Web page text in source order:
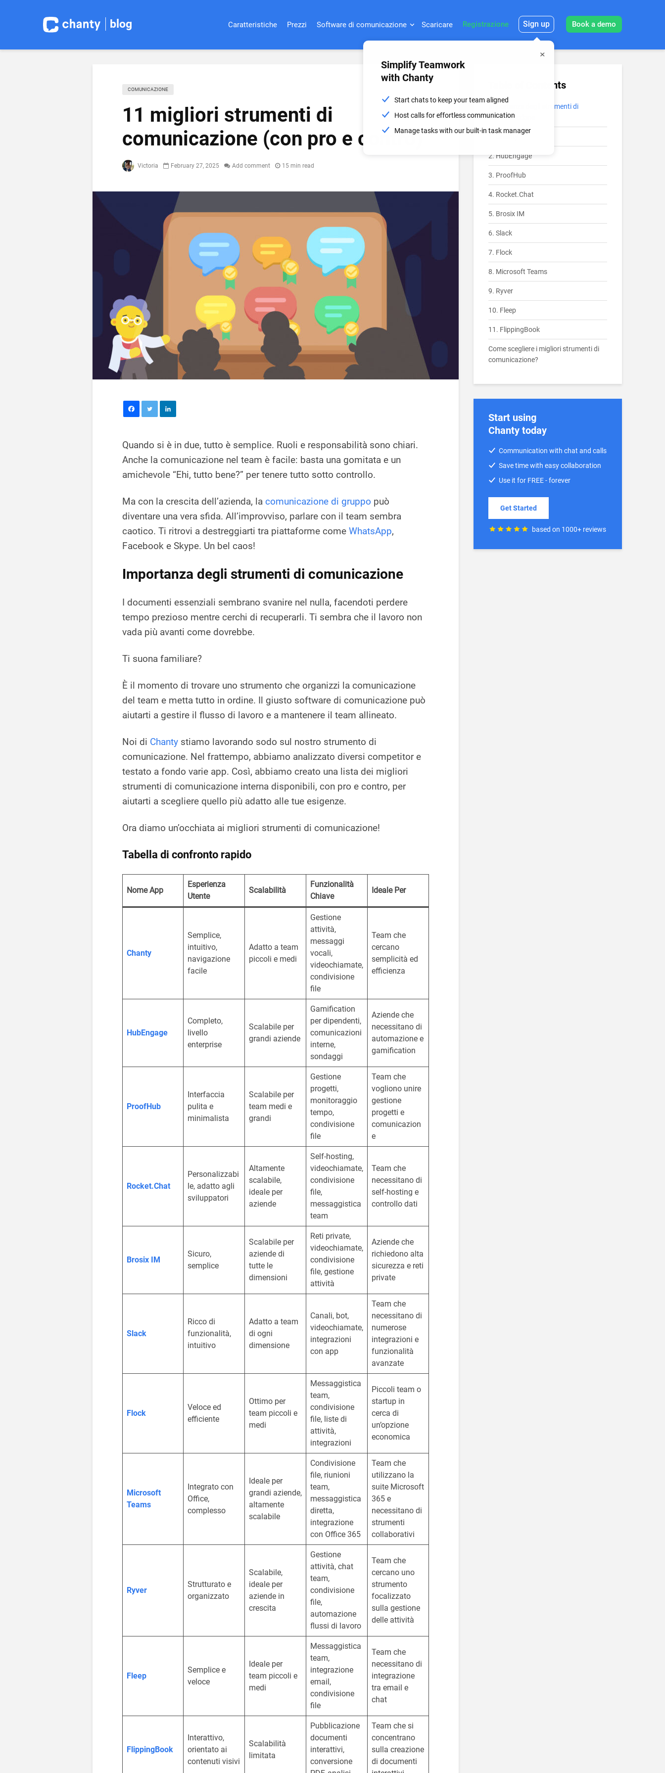
blog Caratteristiche Prezzi Software di comunicazione Scaricare Registrazione Sign up
Simplify Teamwork
with Chanty
Start chats to keep your team aligned
Host calls for effortless communication
Manage tasks with our built-in task manager
Book a demo
COMUNICAZIONE
11 migliori strumenti di
comunicazione (con pro e contro)
Victoria February 27, 2025 Add comment 15 min read
Quando si è in due, tutto è semplice. Ruoli e responsabilità sono chiari.
Anche la comunicazione nel team è facile: basta una gomitata e un
amichevole “Ehi, tutto bene?” per tenere tutto sotto controllo.
Ma con la crescita dell’azienda, la comunicazione di gruppo può
diventare una vera sfida. All’improvviso, parlare con il team sembra
caotico. Ti ritrovi a destreggiarti tra piattaforme come WhatsApp,
Facebook e Skype. Un bel caos!
Importanza degli strumenti di comunicazione
I documenti essenziali sembrano svanire nel nulla, facendoti perdere
tempo prezioso mentre cerchi di recuperarli. Ti sembra che il lavoro non
vada più avanti come dovrebbe.
Ti suona familiare?
È il momento di trovare uno strumento che organizzi la comunicazione
del team e metta tutto in ordine. Il giusto software di comunicazione può
aiutarti a gestire il flusso di lavoro e a mantenere il team allineato.
Noi di Chanty stiamo lavorando sodo sul nostro strumento di
comunicazione. Nel frattempo, abbiamo analizzato diversi competitor e
testato a fondo varie app. Così, abbiamo creato una lista dei migliori
strumenti di comunicazione interna disponibili, con pro e contro, per
aiutarti a scegliere quello più adatto alle tue esigenze.
Ora diamo un’occhiata ai migliori strumenti di comunicazione!
Tabella di confronto rapido
Nome App
Esperienza
Utente
Scalabilità
Funzionalità
Chiave
Ideale Per
Chanty
Semplice,
intuitivo,
navigazione
facile
Adatto a team
piccoli e medi
Gestione
attività,
messaggi
vocali,
videochiamate,
condivisione
file
Team che
cercano
semplicità ed
efficienza
HubEngage
Completo,
livello
enterprise
Scalabile per
grandi aziende
Gamification
per dipendenti,
comunicazioni
interne,
sondaggi
Aziende che
necessitano di
automazione e
gamification
ProofHub
Interfaccia
pulita e
minimalista
Scalabile per
team medi e
grandi
Gestione
progetti,
monitoraggio
tempo,
condivisione
file
Team che
vogliono unire
gestione
progetti e
comunicazion
e
Rocket.Chat
Personalizzabi
le, adatto agli
sviluppatori
Altamente
scalabile,
ideale per
aziende
Self-hosting,
videochiamate,
condivisione
file,
messaggistica
team
Team che
necessitano di
self-hosting e
controllo dati
Brosix IM
Sicuro,
semplice
Scalabile per
aziende di
tutte le
dimensioni
Reti private,
videochiamate,
condivisione
file, gestione
attività
Aziende che
richiedono alta
sicurezza e reti
private
Slack
Ricco di
funzionalità,
intuitivo
Adatto a team
di ogni
dimensione
Canali, bot,
videochiamate,
integrazioni
con app
Team che
necessitano di
numerose
integrazioni e
funzionalità
avanzate
Flock
Veloce ed
efficiente
Ottimo per
team piccoli e
medi
Messaggistica
team,
condivisione
file, liste di
attività,
integrazioni
Piccoli team o
startup in
cerca di
un’opzione
economica
Microsoft
Teams
Integrato con
Office,
complesso
Ideale per
grandi aziende,
altamente
scalabile
Condivisione
file, riunioni
team,
messaggistica
diretta,
integrazione
con Office 365
Team che
utilizzano la
suite Microsoft
365 e
necessitano di
strumenti
collaborativi
Ryver
Strutturato e
organizzato
Scalabile,
ideale per
aziende in
crescita
Gestione
attività, chat
team,
condivisione
file,
automazione
flussi di lavoro
Team che
cercano uno
strumento
focalizzato
sulla gestione
delle attività
Fleep
Semplice e
veloce
Ideale per
team piccoli e
medi
Messaggistica
team,
integrazione
email,
condivisione
file
Team che
necessitano di
integrazione
tra email e
chat
FlippingBook
Interattivo,
orientato ai
contenuti visivi
Scalabilità
limitata
Pubblicazione
documenti
interattivi,
conversione
Team che si
concentrano
sulla creazione
di documenti
Table of Contents
Importanza degli strumenti di
comunicazione
2. HubEngage
3. ProofHub
4. Rocket.Chat
5. Brosix IM
6. Slack
7. Flock
8. Microsoft Teams
9. Ryver
10. Fleep
11. FlippingBook
Come scegliere i migliori strumenti di
comunicazione?
Start using
Chanty today
Communication with chat and calls
Save time with easy collaboration
Use it for FREE - forever
Get Started
based on 1000+ reviews